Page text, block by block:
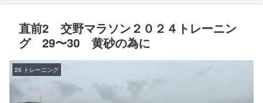
直前2 交野マラソン２０２４トレーニン
グ 29〜30 黄砂の為に
26 トレーニング